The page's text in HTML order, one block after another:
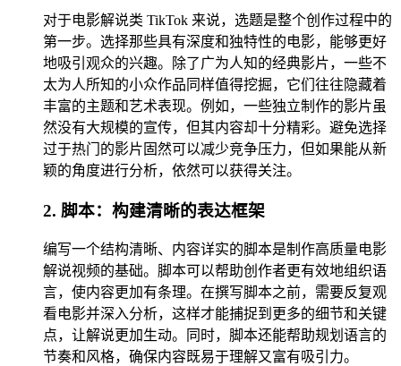
对于电影解说类 TikTok 来说，选题是整个创作过程中的
第一步。选择那些具有深度和独特性的电影，能够更好
地吸引观众的兴趣。除了广为人知的经典影片，一些不
太为人所知的小众作品同样值得挖掘，它们往往隐藏着
丰富的主题和艺术表现。例如，一些独立制作的影片虽
然没有大规模的宣传，但其内容却十分精彩。避免选择
过于热门的影片固然可以减少竞争压力，但如果能从新
颖的角度进行分析，依然可以获得关注。
2. 脚本：构建清晰的表达框架
编写一个结构清晰、内容详实的脚本是制作高质量电影
解说视频的基础。脚本可以帮助创作者更有效地组织语
言，使内容更加有条理。在撰写脚本之前，需要反复观
看电影并深入分析，这样才能捕捉到更多的细节和关键
点，让解说更加生动。同时，脚本还能帮助规划语言的
节奏和风格，确保内容既易于理解又富有吸引力。